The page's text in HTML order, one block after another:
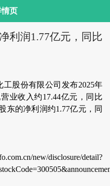
页
利润1.77亿元，同比
工股份有限公司发布2025年
业收入约17.44亿元，同比
东的净利润约1.77亿元，同
new/disclosure/detail?